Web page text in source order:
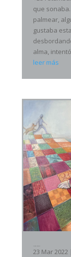
que
palmear,
gustaba
alma,
leer más
23 Mar 2022